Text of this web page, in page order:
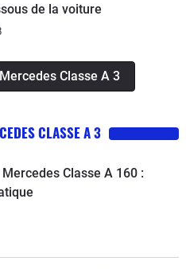
de la voiture
Classe A 3
CLASSE A 3
Mercedes Classe A 160 :